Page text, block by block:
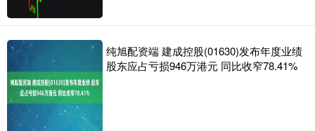
纯旭配资端 建成控股(01630)发布年度业绩
股东应占亏损946万港元 同比收窄78.41%